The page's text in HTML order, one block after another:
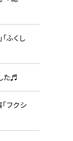
ふくし
た♬
フクシ